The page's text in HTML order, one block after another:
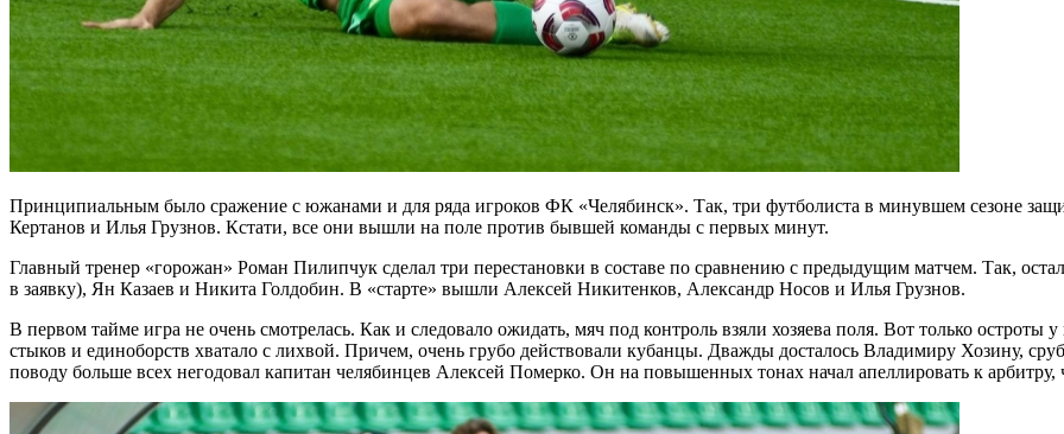
Принципиальным было сражение с южанами и для ряда игроков ФК «Челябинск». Так, три футболиста в минувшем сезоне
Кертанов и Илья Грузнов. Кстати, все они вышли на поле против бывшей команды с первых минут.
Главный тренер «горожан» Роман Пилипчук сделал три перестановки в составе по сравнению с предыдущим матчем. Так,
в заявку), Ян Казаев и Никита Голдобин. В «старте» вышли Алексей Никитенков, Александр Носов и Илья Грузнов.
В первом тайме игра не очень смотрелась. Как и следовало ожидать, мяч под контроль взяли хозяева поля. Вот только остроты
стыков и единоборств хватало с лихвой. Причем, очень грубо действовали кубанцы. Дважды досталось Владимиру Хозину,
поводу больше всех негодовал капитан челябинцев Алексей Померко. Он на повышенных тонах начал апеллировать к